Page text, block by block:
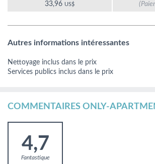
33,96 US$
Autres informations intéressantes
Nettoyage inclus dans le prix
Services publics inclus dans le prix
COMMENTAIRES ONLY-
4,7
Fantastique